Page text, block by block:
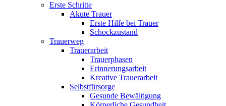
Erste Schritte
Akute Trauer
Erste Hilfe bei Trauer
Schockzustand
Trauerweg
Trauerarbeit
Trauerphasen
Erinnerungsarbeit
Kreative Trauerarbeit
Selbstfürsorge
Gesunde Bewältigung